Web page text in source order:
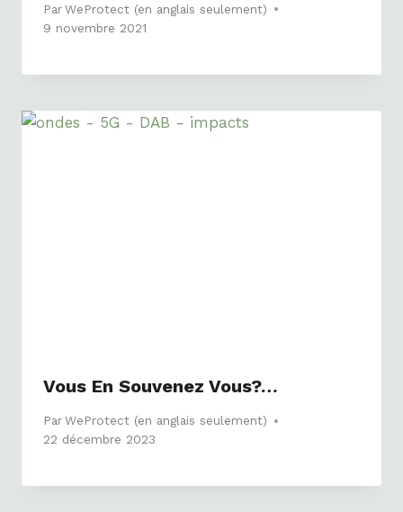
ParWeProtect (en anglais seulement)
9 novembre 2021
Vous En Souvenez Vous?…
ParWeProtect (en anglais seulement)
22 décembre 2023